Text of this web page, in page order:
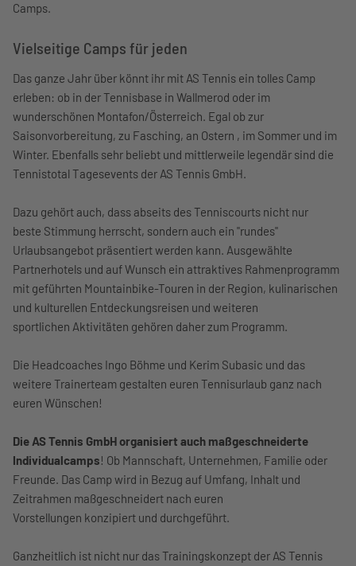
Camps.
Vielseitige Camps für jeden
Das ganze Jahr über könnt ihr mit AS Tennis ein tolles Camp
erleben: ob in der Tennisbase in Wallmerod oder im
wunderschönen Montafon/Österreich. Egal ob zur
Saisonvorbereitung, zu Fasching, an Ostern , im Sommer und im
Winter. Ebenfalls sehr beliebt und mittlerweile legendär sind die
Tennistotal Tagesevents der AS Tennis GmbH.
Dazu gehört auch, dass abseits des Tenniscourts nicht nur
beste Stimmung herrscht, sondern auch ein "rundes"
Urlaubsangebot präsentiert werden kann. Ausgewählte
Partnerhotels und auf Wunsch ein attraktives Rahmenprogramm
mit geführten Mountainbike-Touren in der Region, kulinarischen
und kulturellen Entdeckungsreisen und weiteren
sportlichen Aktivitäten gehören daher zum Programm.
Die Headcoaches Ingo Böhme und Kerim Subasic und das
weitere Trainerteam gestalten euren Tennisurlaub ganz nach
euren Wünschen!
Die AS Tennis GmbH organisiert auch maßgeschneiderte
Individualcamps! Ob Mannschaft, Unternehmen, Familie oder
Freunde. Das Camp wird in Bezug auf Umfang, Inhalt und
Zeitrahmen maßgeschneidert nach euren
Vorstellungen konzipiert und durchgeführt.
Ganzheitlich ist nicht nur das Trainingskonzept der AS Tennis